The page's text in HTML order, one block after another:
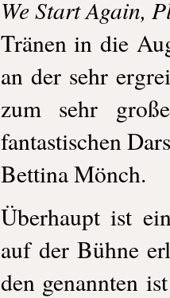
We Start Again,
Tränen in die
an der sehr
zum sehr
fantastischen
Bettina Mönch.
Überhaupt ist
auf der Bühne
den genannten